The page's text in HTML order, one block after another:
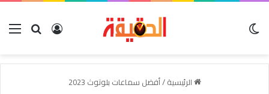
بحث عنتسجيل
الرئيسية/أفضل سماعات بلوتوث 2023